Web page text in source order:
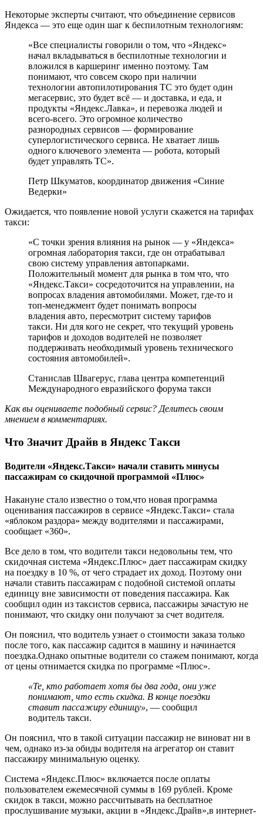
Некоторые эксперты считают, что объединение сервисов
Яндекса — это еще один шаг к беспилотным технологиям:
«Все специалисты говорили о том, что «Яндекс»
начал вкладываться в беспилотные технологии и
вложился в каршеринг именно поэтому. Там
понимают, что совсем скоро при наличии
технологии автопилотирования ТС это будет один
мегасервис, это будет всё — и доставка, и еда, и
продукты «Яндекс.Лавка», и перевозка людей и
всего-всего. Это огромное количество
разнородных сервисов — формирование
суперлогистического сервиса. Не хватает лишь
одного ключевого элемента — робота, который
будет управлять ТС».
Петр Шкуматов, координатор движения «Синие
Ведерки»
Ожидается, что появление новой услуги скажется на тарифах
такси:
«С точки зрения влияния на рынок — у «Яндекса»
огромная лаборатория такси, где он отрабатывал
свою систему управления автопарками.
Положительный момент для рынка в том что, что
«Яндекс.Такси» сосредоточится на управлении, на
вопросах владения автомобилями. Может, где-то и
топ-менеджмент будет понимать вопросы
владения авто, пересмотрит систему тарифов
такси. Ни для кого не секрет, что текущий уровень
тарифов и доходов водителей не позволяет
поддерживать необходимый уровень технического
состояния автомобилей».
Станислав Швагерус, глава центра компетенций
Международного евразийского форума такси
Как вы оцениваете подобный сервис? Делитесь своим
мнением в комментариях.
Что Значит Драйв в Яндекс Такси
Водители «Яндекс.Такси» начали ставить минусы
пассажирам со скидочной программой «Плюс»
Накануне стало известно о том,что новая программа
оценивания пассажиров в сервисе «Яндекс.Такси» стала
«яблоком раздора» между водителями и пассажирами,
сообщает «360».
Все дело в том, что водители такси недовольны тем, что
скидочная система «Яндекс.Плюс» дает пассажирам скидку
на поездку в 10 %, от чего страдает их доход. Поэтому они
начали ставить пассажирам с подобной системой оплаты
единицу вне зависимости от поведения пассажира. Как
сообщил один из таксистов сервиса, пассажиры зачастую не
понимают, что скидку они получают за счет водителя.
Он пояснил, что водитель узнает о стоимости заказа только
после того, как пассажир садится в машину и начинается
поездка.Однако опытные водители со стажем понимают, когда
от цены отнимается скидка по программе «Плюс».
«Те, кто работает хотя бы два года, они уже
понимают, что есть скидка. В конце поездки
ставит пассажиру единицу», — сообщил
водитель такси.
Он пояснил, что в такой ситуации пассажир не виноват ни в
чем, однако из-за обиды водителя на агрегатор он ставит
пассажиру минимальную оценку.
Система «Яндекс.Плюс» включается после оплаты
пользователем ежемесячной суммы в 169 рублей. Кроме
скидок в такси, можно рассчитывать на бесплатное
прослушивание музыки, акции в «Яндекс.Драйв»,в интернет-